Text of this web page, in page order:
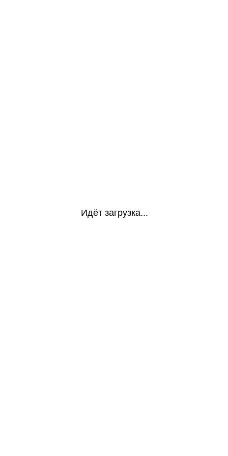
Идёт загрузка...